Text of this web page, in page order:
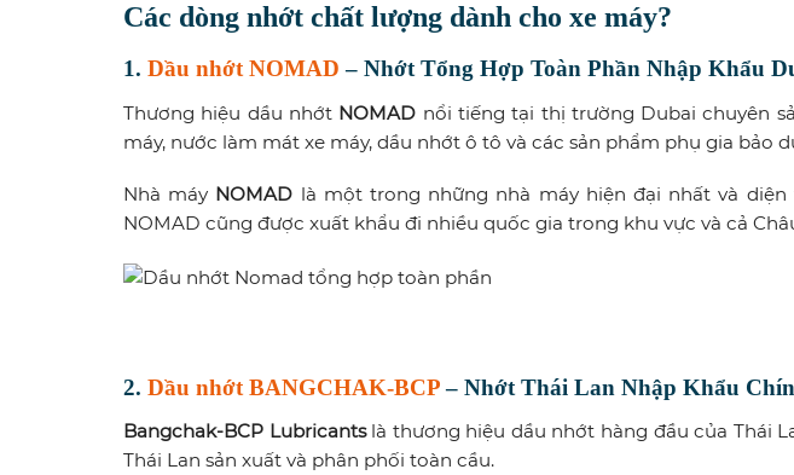
Các dòng nhớt chất lượng dành cho xe máy?
1. Dầu nhớt NOMAD – Nhớt Tổng Hợp Toàn Phần Nhập Khẩu
Thương hiệu dầu nhớt NOMAD nổi tiếng tại thị trường Dubai chuyên
máy, nước làm mát xe máy, dầu nhớt ô tô và các sản phẩm phụ gia bảo
Nhà máy NOMAD là một trong những nhà máy hiện đại nhất và
NOMAD cũng được xuất khẩu đi nhiều quốc gia trong khu vực và cả
2. Dầu nhớt BANGCHAK-BCP– Nhớt Thái Lan Nhập Khẩu
Bangchak-BCP Lubricantslà thương hiệu dầu nhớt hàng đầu của Thái
Thái Lan sản xuất và phân phối toàn cầu.